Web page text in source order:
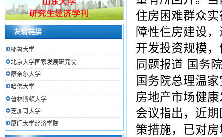
友情链接
耶鲁大学
北京大学国家发展研究院
康奈尔大学
哈佛大学
普林斯顿大学
芝加哥大学
厦门大学经济学院
住房困难群众
障性住房建设
开发投资规模
同题报道 国务
国务院总理温
房地产市场健
会议指出，近
策措施，已对